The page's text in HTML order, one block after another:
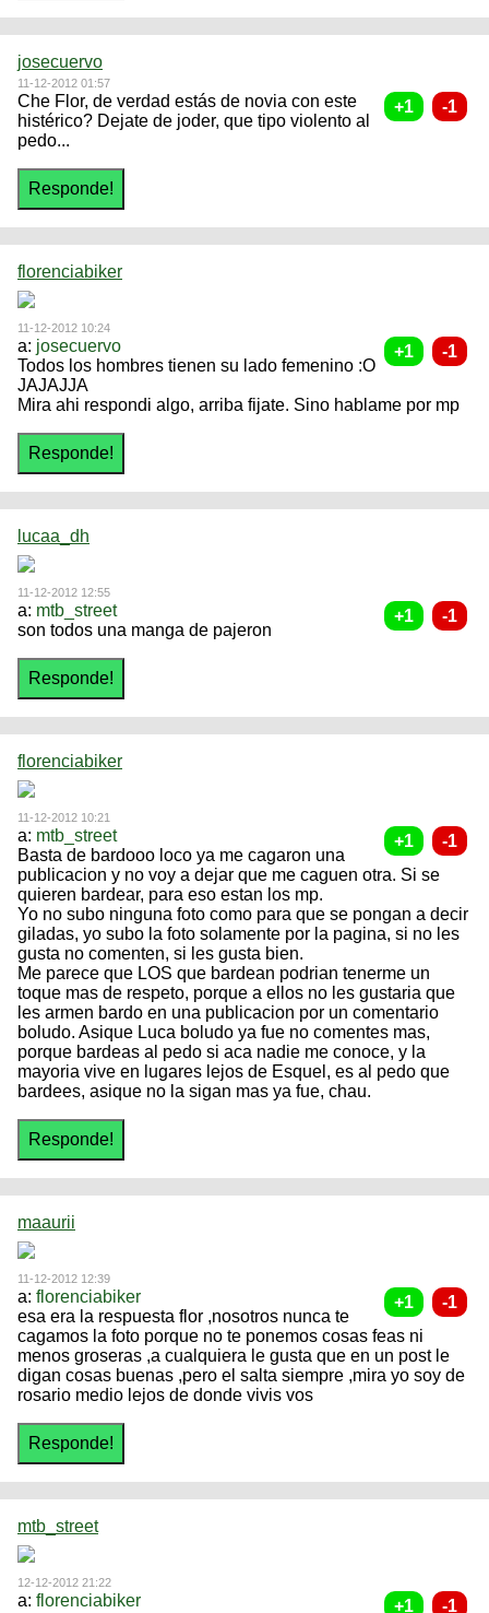
josecuervo
11-12-2012 01:57
Che Flor, de verdad estás de novia con este
histérico? Dejate de joder, que tipo violento al
pedo...
florenciabiker
11-12-2012 10:24
a: josecuervo
Todos los hombres tienen su lado femenino :O
JAJAJJA
Mira ahi respondi algo, arriba fijate. Sino hablame por mp
lucaa_dh
11-12-2012 12:55
a: mtb_street
son todos una manga de pajeron
florenciabiker
11-12-2012 10:21
a: mtb_street
Basta de bardooo loco ya me cagaron una
publicacion y no voy a dejar que me caguen otra. Si se
quieren bardear, para eso estan los mp.
Yo no subo ninguna foto como para que se pongan a decir
giladas, yo subo la foto solamente por la pagina, si no les
gusta no comenten, si les gusta bien.
Me parece que LOS que bardean podrian tenerme un
toque mas de respeto, porque a ellos no les gustaria que
les armen bardo en una publicacion por un comentario
boludo. Asique Luca boludo ya fue no comentes mas,
porque bardeas al pedo si aca nadie me conoce, y la
mayoria vive en lugares lejos de Esquel, es al pedo que
bardees, asique no la sigan mas ya fue, chau.
maaurii
11-12-2012 12:39
a: florenciabiker
esa era la respuesta flor ,nosotros nunca te
cagamos la foto porque no te ponemos cosas feas ni
menos groseras ,a cualquiera le gusta que en un post le
digan cosas buenas ,pero el salta siempre ,mira yo soy de
rosario medio lejos de donde vivis vos
mtb_street
12-12-2012 21:22
a: florenciabiker